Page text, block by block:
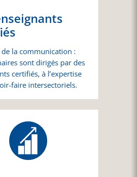
de la communication :
sont dirigés par des
certifiés, à l’expertise
faire intersectoriels.